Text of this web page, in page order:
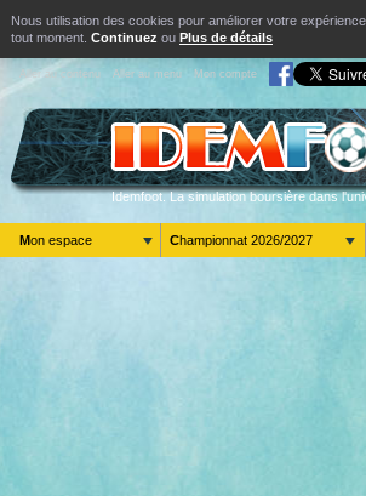
Nous utilisation des cookies pour améliorer votre
tout moment. Continuez ou Plus de détails
Aller au contenu Aller au menu Mon compte
Idemfoot. La simulation boursière dans
Mon espace Championnat 2026/2027